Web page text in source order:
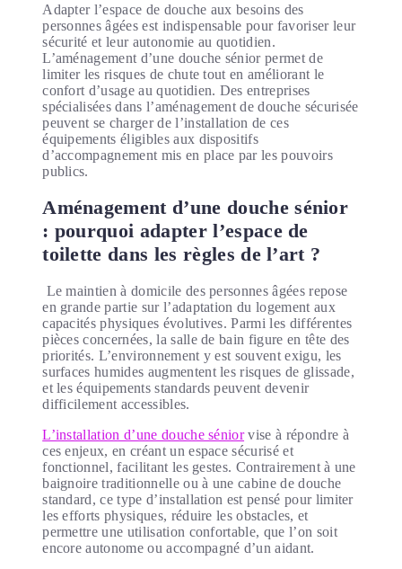
Adapter l’espace de douche aux besoins des
personnes âgées est indispensable pour favoriser leur
sécurité et leur autonomie au quotidien.
L’aménagement d’une douche sénior permet de
limiter les risques de chute tout en améliorant le
confort d’usage au quotidien. Des entreprises
spécialisées dans l’aménagement de douche sécurisée
peuvent se charger de l’installation de ces
équipements éligibles aux dispositifs
d’accompagnement mis en place par les pouvoirs
publics.
Aménagement d’une douche sénior
: pourquoi adapter l’espace de
toilette dans les règles de l’art ?
Le maintien à domicile des personnes âgées repose
en grande partie sur l’adaptation du logement aux
capacités physiques évolutives. Parmi les différentes
pièces concernées, la salle de bain figure en tête des
priorités. L’environnement y est souvent exigu, les
surfaces humides augmentent les risques de glissade,
et les équipements standards peuvent devenir
difficilement accessibles.
L’installation d’une douche séniorvise à répondre à
ces enjeux, en créant un espace sécurisé et
fonctionnel, facilitant les gestes. Contrairement à une
baignoire traditionnelle ou à une cabine de douche
standard, ce type d’installation est pensé pour limiter
les efforts physiques, réduire les obstacles, et
permettre une utilisation confortable, que l’on soit
encore autonome ou accompagné d’un aidant.